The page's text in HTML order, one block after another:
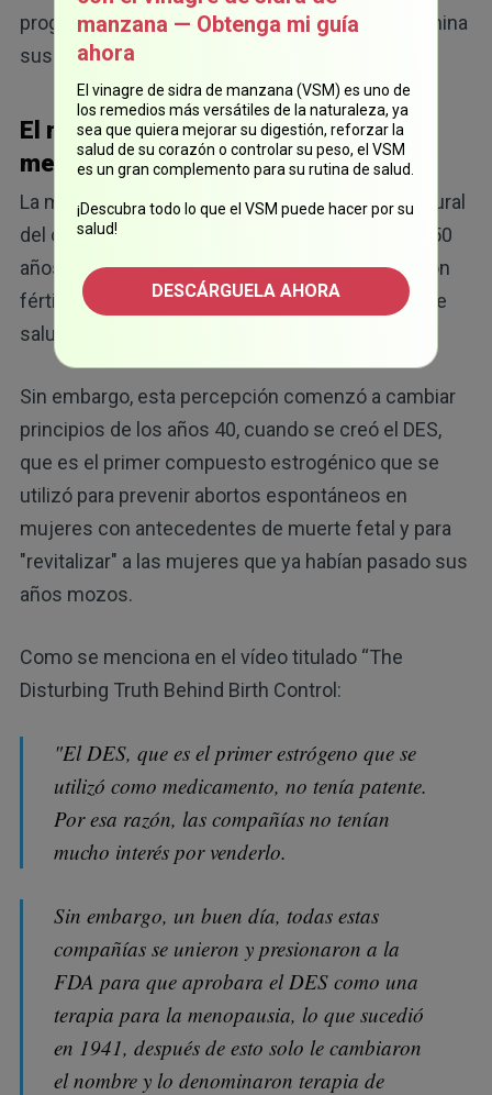
progesterona y el estrógeno, ya que esto determina
sus efectos.
El nacimiento del estrógeno como
medicamento
La menopausia solía considerarse una parte natural
del ciclo de vida de una mujer. Alrededor de los 50
años, las mujeres dejan de menstruar y ya no son
fértiles. Esto nunca se consideró un problema de
salud que necesitara algún tipo de tratamiento.
Sin embargo, esta percepción comenzó a cambiar
principios de los años 40, cuando se creó el DES,
que es el primer compuesto estrogénico que se
utilizó para prevenir abortos espontáneos en
mujeres con antecedentes de muerte fetal y para
"revitalizar" a las mujeres que ya habían pasado sus
años mozos.
Como se menciona en el vídeo titulado “The
Disturbing Truth Behind Birth Control:
"El DES, que es el primer estrógeno que se
utilizó como medicamento, no tenía patente.
Por esa razón, las compañías no tenían
mucho interés por venderlo.
Sin embargo, un buen día, todas estas
compañías se unieron y presionaron a la
FDA para que aprobara el DES como una
terapia para la menopausia, lo que sucedió
en 1941, después de esto solo le cambiaron
el nombre y lo denominaron terapia de
manzana — Obtenga mi guía
ahora
El vinagre de sidra de manzana (VSM) es uno de
los remedios más versátiles de la naturaleza, ya
sea que quiera mejorar su digestión, reforzar la
salud de su corazón o controlar su peso, el VSM
es un gran complemento para su rutina de salud.
¡Descubra todo lo que el VSM puede hacer por su
salud!
DESCÁRGUELA AHORA